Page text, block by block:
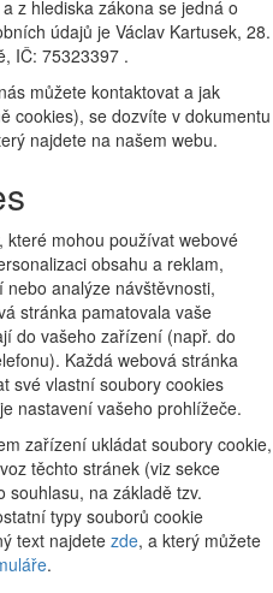
z hlediska zákona se jedná o
údajů je Václav Kartusek, 28.
IČ: 75323397 .
můžete kontaktovat a jak
cookies), se dozvíte v dokumentu
najdete na našem webu.
které mohou používat webové
obsahu a reklam,
analýze návštěvnosti,
stránka pamatovala vaše
do vašeho zařízení (např. do
Každá webová stránka
své vlastní soubory cookies
nastavení vašeho prohlížeče.
zařízení ukládat soubory cookie,
těchto stránek (viz sekce
souhlasu, na základě tzv.
typy souborů cookie
text najdete zde, a který můžete
.